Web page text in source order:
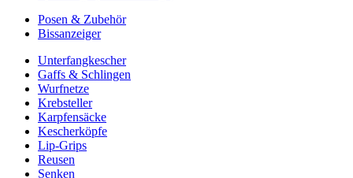
Posen & Zubehör
Bissanzeiger
Unterfangkescher
Gaffs & Schlingen
Wurfnetze
Krebsteller
Karpfensäcke
Kescherköpfe
Lip-Grips
Reusen
Senken